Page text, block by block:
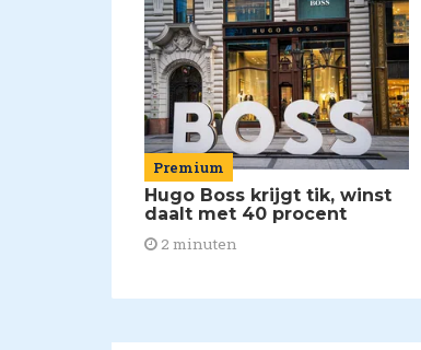
Premium
Hugo Boss krijgt tik, winst
daalt met 40 procent
2 minuten